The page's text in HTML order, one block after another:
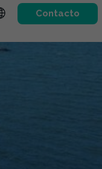
Contacto